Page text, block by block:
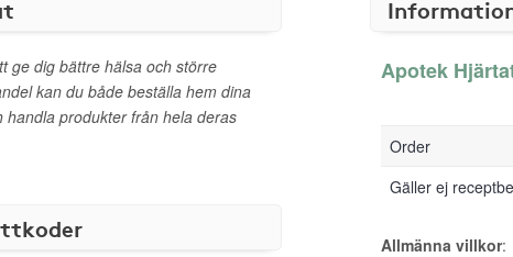
ge dig bättre hälsa och större
kan du både beställa hem dina
produkter från hela deras
Apotek
Order
Gäller ej
Allmänna villkor: